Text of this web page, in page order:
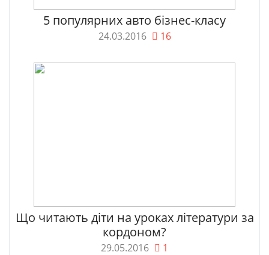
5 популярних авто бізнес-класу
24.03.2016 16
Що читають діти на уроках літератури за
кордоном?
29.05.2016 1